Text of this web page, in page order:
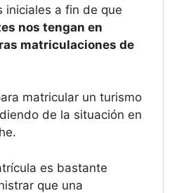
iniciales a fin de que
nos tengan en
matriculaciones de
matricular un turismo
de la situación en
es bastante
que una